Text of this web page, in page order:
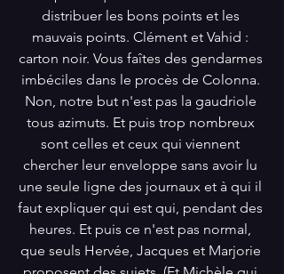
distribuer les bons points et les
mauvais points. Clément et Vahid :
carton noir. Vous faîtes des gendarmes
imbéciles dans le procès de Colonna.
Non, notre but n'est pas la gaudriole
tous azimuts. Et puis trop nombreux
sont celles et ceux qui viennent
chercher leur enveloppe sans avoir lu
une seule ligne des journaux et à qui il
faut expliquer qui est qui, pendant des
heures. Et puis ce n'est pas normal,
que seuls Hervée, Jacques et Marjorie